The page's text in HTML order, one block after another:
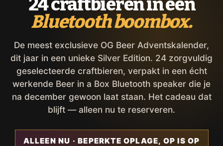
24 craftbieren in een
Bluetooth boombox.
De meest exclusieve OG Beer Adventskalender,
dit jaar in een unieke Silver Edition. 24 zorgvuldig
geselecteerde craftbieren, verpakt in een écht
werkende Beer in a Box Bluetooth speaker die je
na december gewoon laat staan. Het cadeau dat
blijft — alleen nu te reserveren.
ALLEEN NU · BEPERKTE OPLAGE, OP IS OP